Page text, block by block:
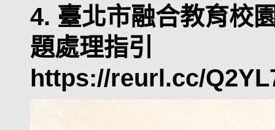
4. 臺北市融合教育校
題處理指引
https://reurl.cc/